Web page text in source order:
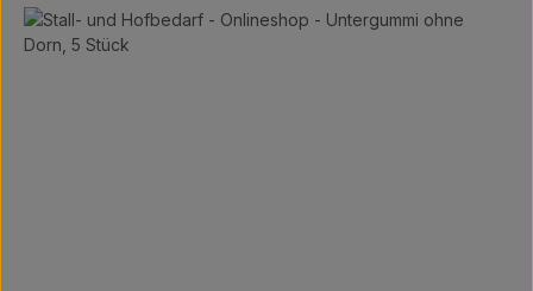
Bildergalerie überspringen